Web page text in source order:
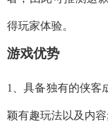
得玩家体验。
游戏优势
1、具备独有的侠客
颖有趣玩法以及内容;